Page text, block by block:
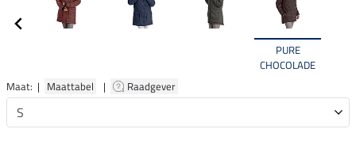
PURE
CHOCOLADE
Maat: | Maattabel | Raadgever